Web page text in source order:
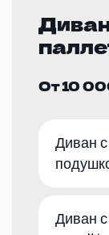
От 10
Диван
Диван